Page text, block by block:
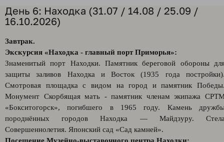
День 6: Находка (31.07 / 14.08 / 25.09 /
16.10.2026)
Завтрак.
Экскурсия «Находка - главный порт Приморья»:
Знаменитый порт Находки. Памятник береговой обороны
защиты заливов Находка и Восток (1935 года
Смотровая площадка с видом на город и памятник
Монумент Скорбящая мать - памятник членам экипажа
«Бокситогорск», погибшего в 1965 году. Камень
породнённых городов Находка — Майдзуру.
Совершеннолетия. Японский сад «Сад камней».